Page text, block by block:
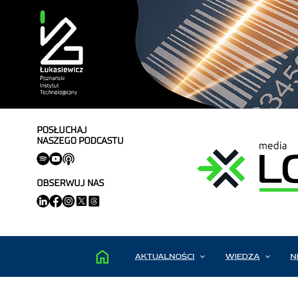
POSŁUCHAJ
NASZEGO PODCASTU
OBSERWUJ NAS
AKTUALNOŚCI WIEDZA